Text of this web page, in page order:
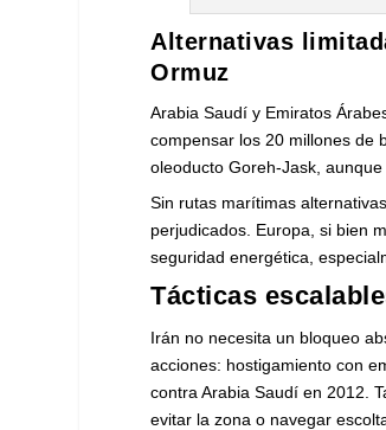
Alternativas
Ormuz
Arabia Saudí y Emiratos
compensar los 20 millones de
oleoducto Goreh-Jask,
Sin rutas marítimas
perjudicados. Europa, si bien
seguridad energética,
Tácticas
Irán no necesita un bloqueo
acciones: hostigamiento con
contra Arabia Saudí en 2012.
evitar la zona o navegar